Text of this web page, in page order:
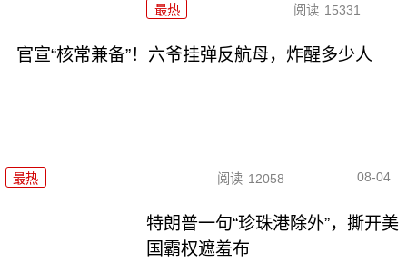
最热 阅读 15331
官宣“核常兼备”！六爷挂弹反航母，炸醒多少人
最热 阅读 12058 08-04
特朗普一句“珍珠港除外”，撕开美
国霸权遮羞布